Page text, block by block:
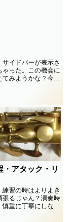
サイドバーが表示さ
ゃった。この機会に
てみようかな？今、
☆いつのまにか元に
まいっ...
・アタック・リ
習の時はよりよき
張るじゃん？演奏時
慎重に丁寧にしなき